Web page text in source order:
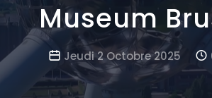
Museum
Jeudi 2 Octobre 2025